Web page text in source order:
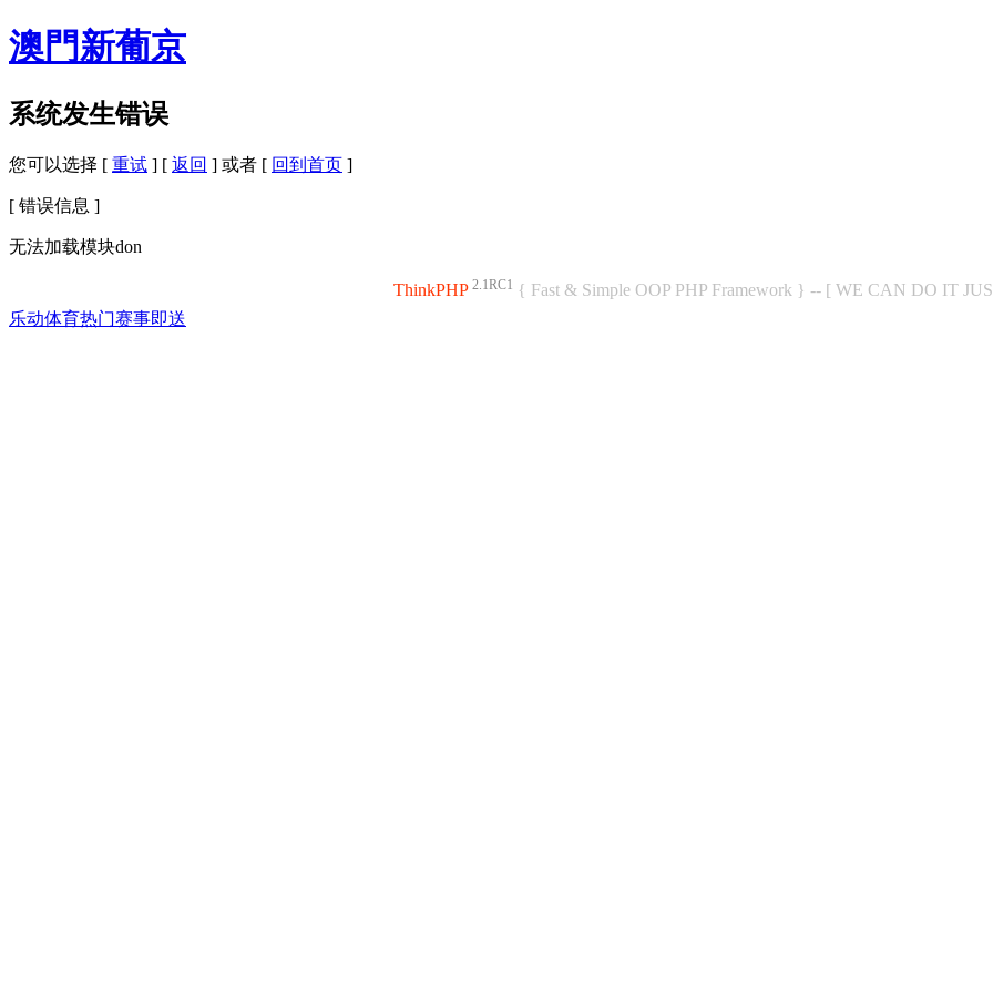
澳門新葡京
系统发生错误
您可以选择 [ 重试 ] [ 返回 ] 或者 [ 回到首页 ]
[ 错误信息 ]
无法加载模块don
ThinkPHP 2.1RC1 { Fast & Simple OOP PHP Framework } -- [ WE CAN DO IT
乐动体育热门赛事即送